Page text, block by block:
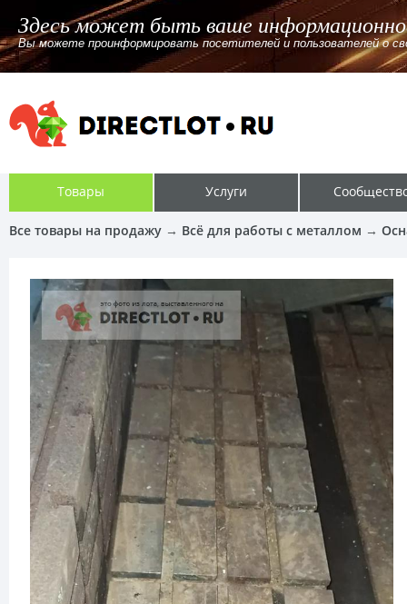
Здесь может быть ваше
Вы можете проинформировать посетителей и пользователей о
Товары Услуги
Все товары на продажу → Всё для работы с металлом →